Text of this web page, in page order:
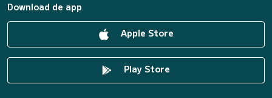
Download de app
Apple Store
Play Store